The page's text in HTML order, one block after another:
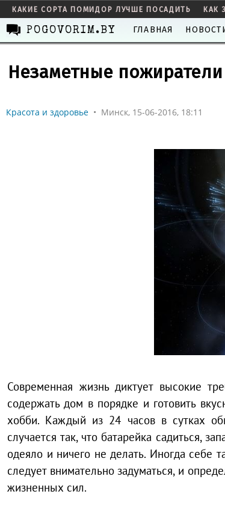
КАКИЕ СОРТА ПОМИДОР ЛУЧШЕ ПОСАДИТЬ КАК
POGOVORIM.BY ГЛАВНАЯ
Незаметные
Красота и здоровье • Минск, 15-06-2016, 18:11
Современная жизнь диктует высокие
содержать дом в порядке и готовить
хобби. Каждый из 24 часов в сутках
случается так, что батарейка садиться,
одеяло и ничего не делать. Иногда себе
следует внимательно задуматься, и
жизненных сил.